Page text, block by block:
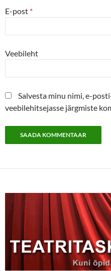
E-post *
Veebileht
Salvesta minu nimi, e-
veebilehitsejasse järgmiste